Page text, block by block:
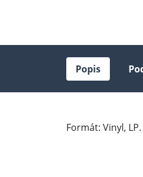
Popis
Formát: Vinyl,